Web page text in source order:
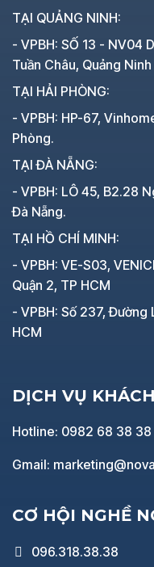
TẠI QUẢNG NINH:
- VPBH: SỐ 13 - NV04
Tuần Châu, Quảng Ninh
TẠI HẢI PHÒNG:
- VPBH: HP-67,
Phòng.
TẠI ĐÀ NẴNG:
- VPBH: LÔ 45, B2.28
Đà Nẵng.
TẠI HỒ CHÍ MINH:
- VPBH: VE-S03,
Quận 2, TP HCM
- VPBH: Số 237, Đường
HCM
DỊCH VỤ
Hotline: 0982 68 38 38
Gmail:
CƠ HỘI NGHỀ
096.318.38.38